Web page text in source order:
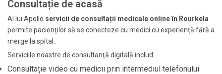
Consultație de acasă
Al lui Apollo servicii de consultații medicale online în Rourkela
permite pacienților să se conecteze cu medici cu experiență fără a
merge la spital.
Serviciile noastre de consultanță digitală includ:
Consultație video cu medicii prin intermediul telefonului